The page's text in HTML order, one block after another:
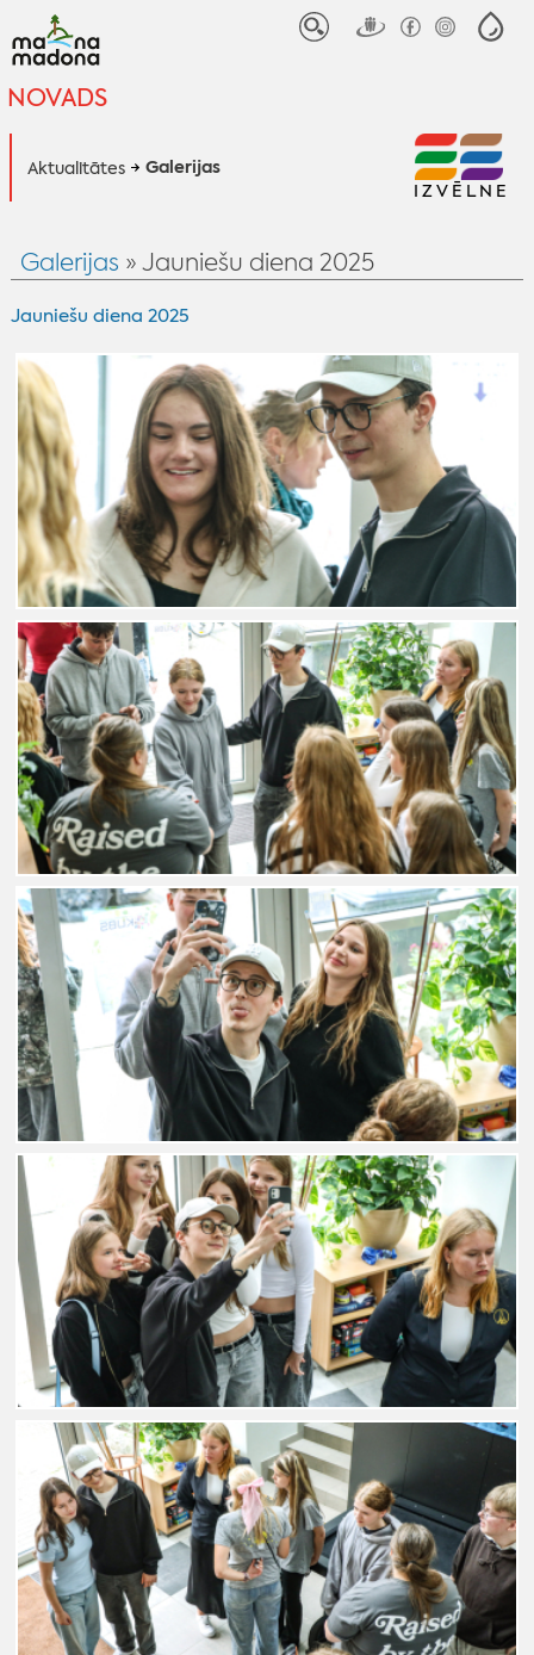
NOVADS
Aktualitātes Galerijas
IZVĒLNE
Galerijas » Jauniešu diena 2025
Jauniešu diena 2025